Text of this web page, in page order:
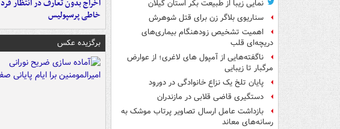
نمایی زیبا از طبیعت بکر استان گیلان
سناریوی بلاگر زن برای قتل شوهرش
اهمیت تشخیص زودهنگام بیماری‌های
دریچه‌ای قلب
ناگفته‌هایی از آمپول های لاغری؛ از عوارض
مرگبار تا زیبایی
پایان تلخ یک نزاع خانوادگی در دورود
دستگیری قاضی قلابی در مازندران
بازداشت عامل ارسال تصاویر پرتاب موشک به
رسانه‌های معاند
اخراج بدون تعارف در انتظار فرد
خاطی پرسپولیس
برگزیده عکس